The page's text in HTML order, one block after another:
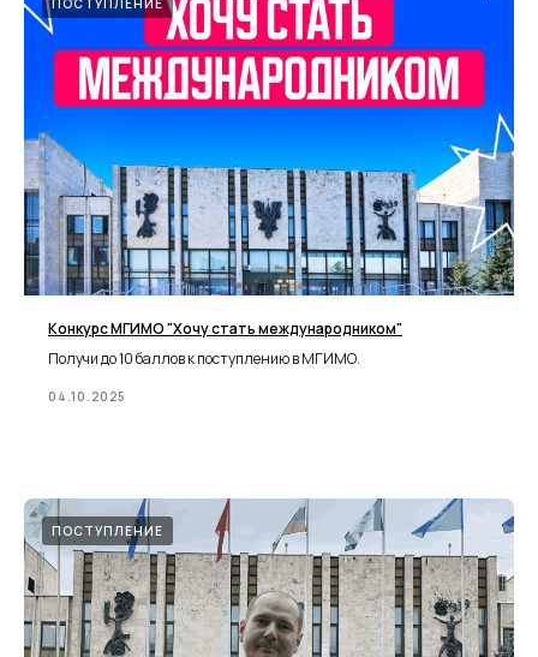
ПОСТУПЛЕНИЕ
Конкурс МГИМО "Хочу стать международником"
Получи до 10 баллов к поступлению в МГИМО.
04.10.2025
ПОСТУПЛЕНИЕ